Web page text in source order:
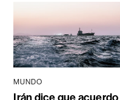
MUNDO